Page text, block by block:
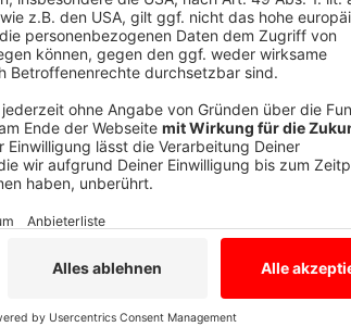
Interview mit Wolfgang Heuer gibt es hier
sn